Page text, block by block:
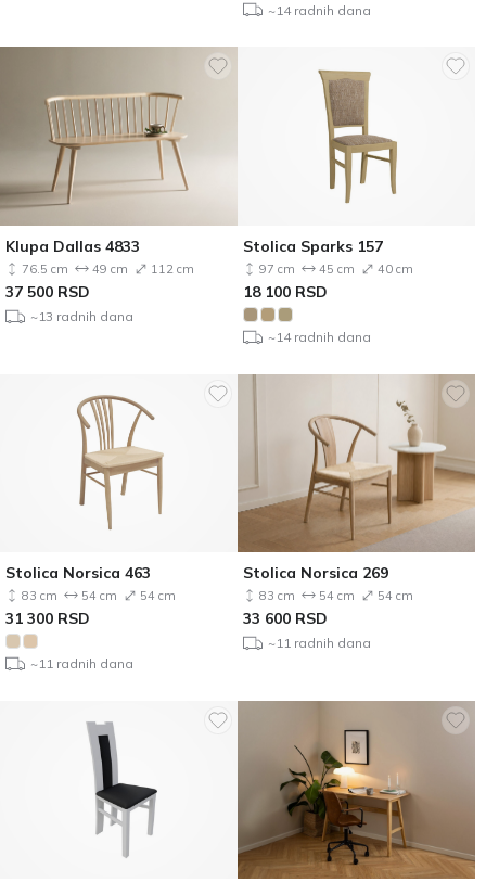
~14 radnih dana
Klupa Dallas 4833
76.5 cm 49 cm 112 cm
37 500 RSD
~13 radnih dana
Stolica Sparks 157
97 cm 45 cm 40 cm
18 100 RSD
~14 radnih dana
Stolica Norsica 463
83 cm 54 cm 54 cm
31 300 RSD
~11 radnih dana
Stolica Norsica 269
83 cm 54 cm 54 cm
33 600 RSD
~11 radnih dana